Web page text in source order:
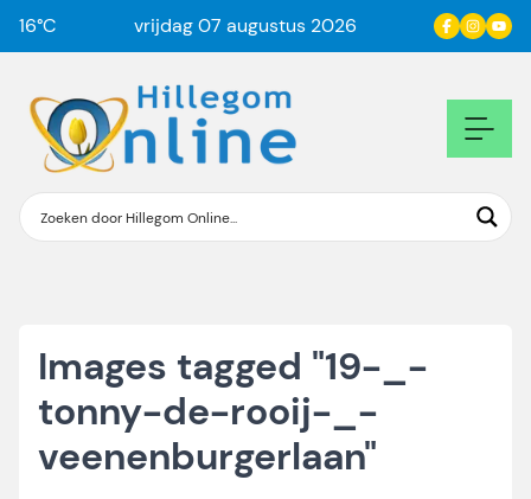
16°C vrijdag 07 augustus 2026
Images tagged "19-_-
tonny-de-rooij-_-
veenenburgerlaan"